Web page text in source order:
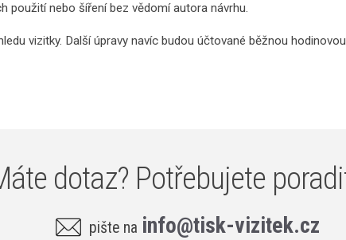
použití nebo šíření bez vědomí autora návrhu.
vizitky. Další úpravy navíc budou účtované běžnou
dotaz? Potřebujete
pište na info@tisk-vizitek.cz